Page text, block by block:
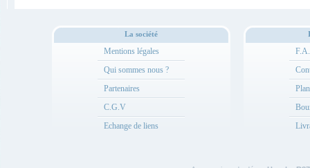
La société
Mentions légales
Qui sommes nous ?
Partenaires
C.G.V
Echange de liens